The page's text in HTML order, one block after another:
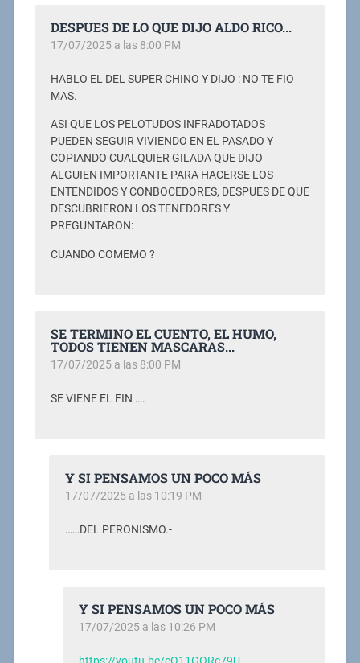
DESPUES DE LO QUE DIJO ALDO RICO...
17/07/2025 a las 8:00 PM
HABLO EL DEL SUPER CHINO Y DIJO : NO TE FIO
MAS.
ASI QUE LOS PELOTUDOS INFRADOTADOS
PUEDEN SEGUIR VIVIENDO EN EL PASADO Y
COPIANDO CUALQUIER GILADA QUE DIJO
ALGUIEN IMPORTANTE PARA HACERSE LOS
ENTENDIDOS Y CONBOCEDORES, DESPUES DE QUE
DESCUBRIERON LOS TENEDORES Y
PREGUNTARON:
CUANDO COMEMO ?
SE TERMINO EL CUENTO, EL HUMO,
TODOS TIENEN MASCARAS...
17/07/2025 a las 8:00 PM
SE VIENE EL FIN ….
Y SI PENSAMOS UN POCO MÁS
17/07/2025 a las 10:19 PM
……DEL PERONISMO.-
Y SI PENSAMOS UN POCO MÁS
17/07/2025 a las 10:26 PM